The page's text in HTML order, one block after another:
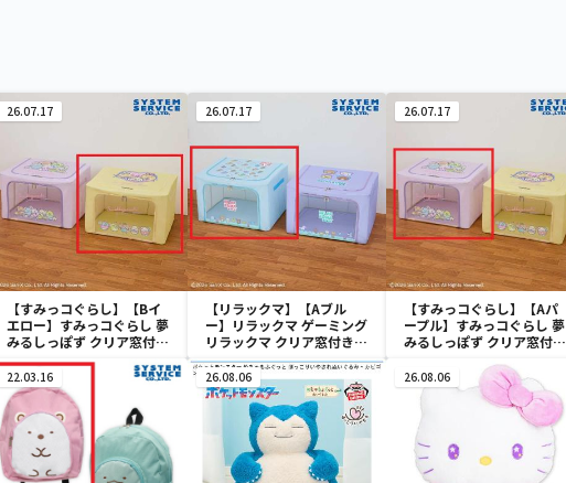
26.07.17
【すみっコぐらし】【Bイ
エロー】すみっコぐらし 夢
みるしっぽず クリア窓付き
収納ボックス
26.07.17
【リラックマ】【Aブル
ー】リラックマ ゲーミング
リラックマ クリア窓付き収
納ボックス
26.07.17
【すみっコぐらし】【Aパ
ープル】すみっコぐらし 夢
みるしっぽず クリア窓付き
22.03.16 26.08.06 26.08.06